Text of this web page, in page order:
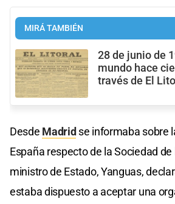
MIRÁ TAMBIÉN
28 de junio de
mundo hace
través de El
Desde Madrid se informaba sobre
España respecto de la Sociedad de
ministro de Estado, Yanguas,
estaba dispuesto a aceptar una